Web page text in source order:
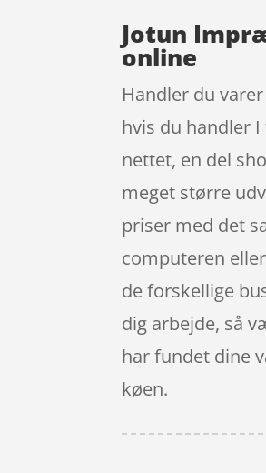
Jotun
online
Handler du
hvis du handler
nettet, en del
meget større
priser med det
computeren
de forskellige
dig arbejde, så
har fundet dine
køen.